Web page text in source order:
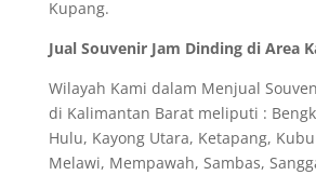
Kupang.
Jual Souvenir Jam Dinding di Area
Wilayah Kami dalam Menjual
di Kalimantan Barat meliputi :
Hulu, Kayong Utara, Ketapang,
Melawi, Mempawah, Sambas,